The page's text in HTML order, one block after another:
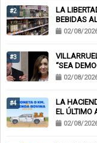
#2
LA
BEBIDAS
02/08/
#3
“SEA
02/08/
#4
LA
EL ÚLTIMO
02/08/